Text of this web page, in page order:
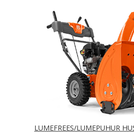
LUMEFREES/LUMEPUHUR